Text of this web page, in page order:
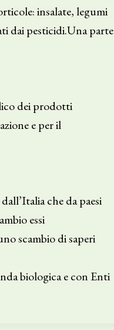
insalate, legumi
dai pesticidi.Una parte
dei prodotti
e per il
che da paesi
essi
scambio di saperi
biologica e con Enti